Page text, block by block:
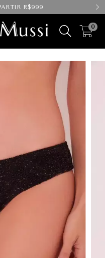
R$999
0